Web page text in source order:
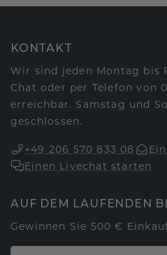
KONTAKT
Wir sind jeden Montag bis
Chat oder per Telefon von
erreichbar. Samstag und
geschlossen.
+49 206 570 833 08
Einen Livechat starten
AUF DEM LAUFENDEN
Gewinnen Sie 500 €